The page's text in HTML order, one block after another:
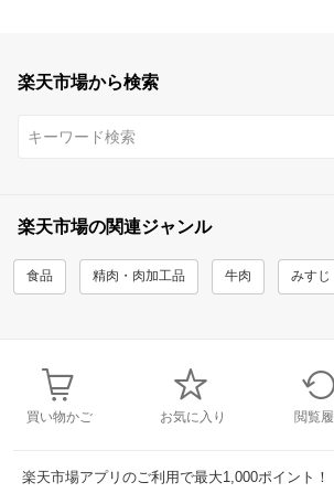
楽天市場から検索
楽天市場の関連ジャンル
食品 精肉・肉加工品 牛肉 みすじ
買い物かご お気に入り 閲覧
楽天市場アプリのご利用で最大1,000ポイント！